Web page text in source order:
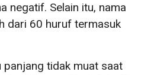
negatif. Selain itu, nama
dari 60 huruf termasuk
panjang tidak muat saat